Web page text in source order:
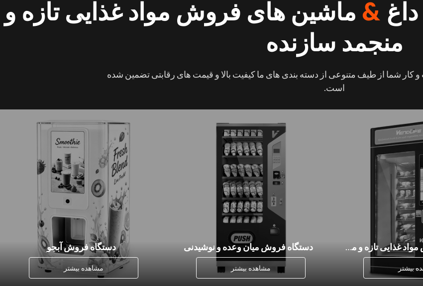
& ماشین های فروش مواد غذایی تازه و
منجمد سازنده
شما از طیف متنوعی از دسته بندی های ما کیفیت بالا و قیمت های رقابتی تضمین شده
است.
ماشین های فروش مواد غذایی تازه و منجمد
بیشتر
دستگاه فروش میان وعده و نوشیدنی
مشاهده بیشتر
دستگاه فروش آبجو
مشاهده بیشتر